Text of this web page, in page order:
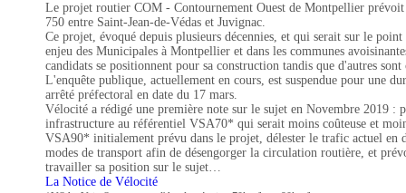
Le projet routier COM - Contournement Ouest de Montpellier
750 entre Saint-Jean-de-Védas et Juvignac.
Ce projet, évoqué depuis plusieurs décennies, et qui serait sur le
enjeu des Municipales à Montpellier et dans les communes
candidats se positionnent pour sa construction tandis que d'autres sont
L'enquête publique, actuellement en cours, est suspendue pour une
arrêté préfectoral en date du 17 mars.
Vélocité a rédigé une première note sur le sujet en Novembre 2019 :
infrastructure au référentiel VSA70* qui serait moins coûteuse et
VSA90* initialement prévu dans le projet, délester le trafic actuel en
modes de transport afin de désengorger la circulation routière, et
travailler sa position sur le sujet…
La Notice de Vélocité